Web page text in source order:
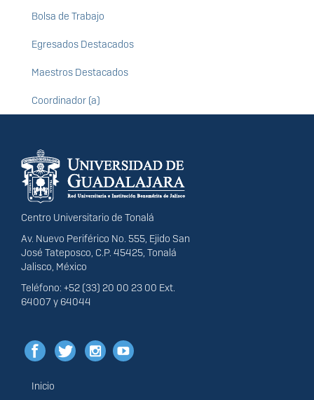
Bolsa de Trabajo
Egresados Destacados
Maestros Destacados
Coordinador (a)
Información del
portal
Centro Universitario de Tonalá
Av. Nuevo Periférico No. 555, Ejido San
José Tateposco, C.P. 45425, Tonalá
Jalisco, México
Teléfono: +52 (33) 20 00 23 00 Ext.
64007 y 64044
Inicio